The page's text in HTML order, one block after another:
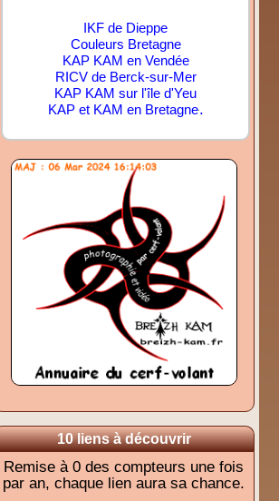
IKF de Dieppe
Couleurs Bretagne
KAP KAM en Vendée
RICV de Berck-sur-Mer
KAP KAM sur l'île d'Yeu
KAP et KAM en Bretagne.
10 liens à découvrir
Remise à 0 des compteurs une fois
par an, chaque lien aura sa chance.